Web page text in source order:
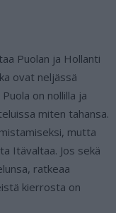
Puolan ja Hollanti
ovat neljässä
on nollilla ja
miten tahansa.
mutta
Itävaltaa. Jos sekä
ratkeaa
kierrosta on